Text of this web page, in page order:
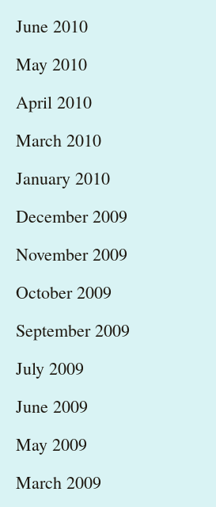
June 2010
May 2010
April 2010
March 2010
January 2010
December 2009
November 2009
October 2009
September 2009
July 2009
June 2009
May 2009
March 2009